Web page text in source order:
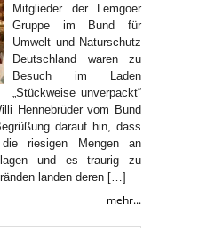
Mitglieder der Lemgoer
Gruppe im Bund für
Umwelt und Naturschutz
Deutschland waren zu
Besuch im Laden
„Stückweise unverpackt“
Hennebrüder vom Bund
darauf hin, dass
riesigen Mengen an
und es traurig zu
landen deren […]
mehr...